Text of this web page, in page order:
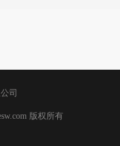
司
版权所有